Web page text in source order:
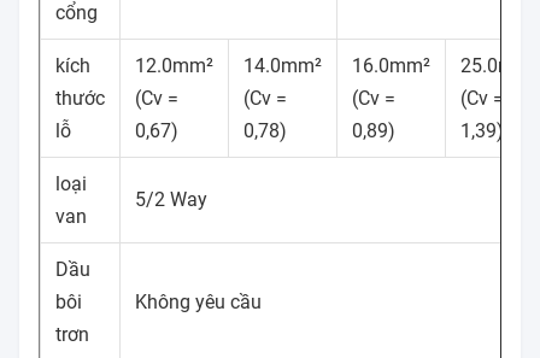
cổng
kích
thước
lỗ
12.0mm²
(Cv =
0,67)
14.0mm²
(Cv =
0,78)
16.0mm²
(Cv =
0,89)
25.0mm²
(Cv =
1,39)
loại
van
5/2 Way
Dầu
bôi
trơn
Không yêu cầu